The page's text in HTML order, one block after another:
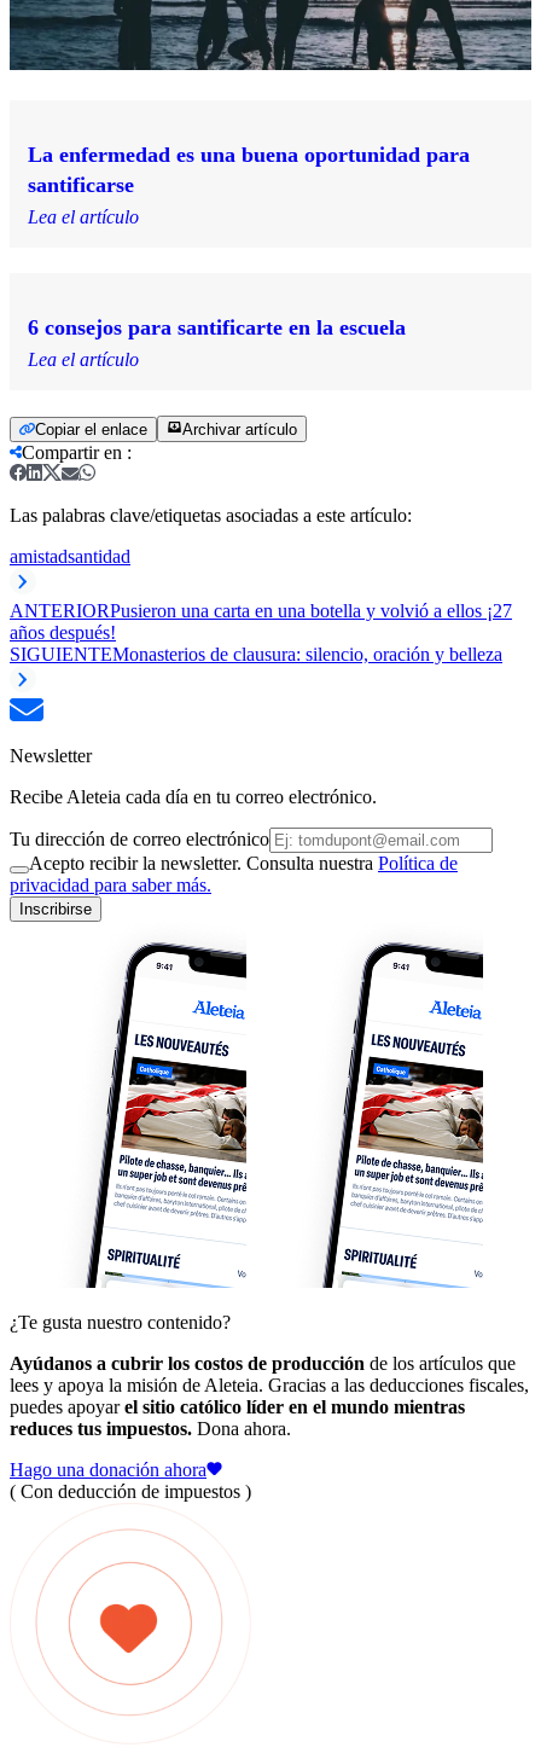
La enfermedad es una buena oportunidad para
santificarse
Lea el artículo
6 consejos para santificarte en la escuela
Lea el artículo
Copiar el enlace Archivar artículo
Compartir en :
Las palabras clave/etiquetas asociadas a este artículo:
amistadsantidad
ANTERIORPusieron una carta en una botella y volvió a ellos ¡27
años después!
SIGUIENTEMonasterios de clausura: silencio, oración y belleza
Newsletter
Recibe Aleteia cada día en tu correo electrónico.
Tu dirección de correo electrónico
Acepto recibir la newsletter. Consulta nuestra Política de
privacidad para saber más.
Inscribirse
¿Te gusta nuestro contenido?
Ayúdanos a cubrir los costos de producción de los artículos que
lees y apoya la misión de Aleteia. Gracias a las deducciones fiscales,
puedes apoyarel sitio católico líder en el mundo mientras
reduces tus impuestos. Dona ahora.
Hago una donación ahora
( Con deducción de impuestos )